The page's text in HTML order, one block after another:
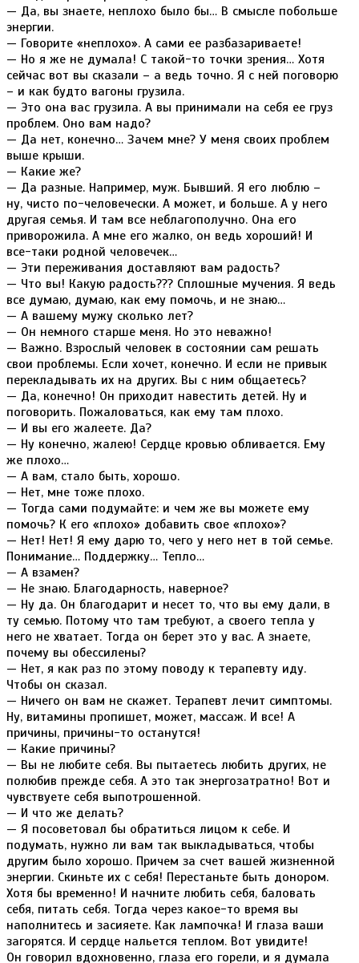
— Да, вы знаете, неплохо было бы… В смысле побольше
энергии.
— Говорите «неплохо». А сами ее разбазариваете!
— Но я же не думала! С такой-то точки зрения… Хотя
сейчас вот вы сказали – а ведь точно. Я с ней поговорю
– и как будто вагоны грузила.
— Это она вас грузила. А вы принимали на себя ее груз
проблем. Оно вам надо?
— Да нет, конечно… Зачем мне? У меня своих проблем
выше крыши.
— Какие же?
— Да разные. Например, муж. Бывший. Я его люблю –
ну, чисто по-человечески. А может, и больше. А у него
другая семья. И там все неблагополучно. Она его
приворожила. А мне его жалко, он ведь хороший! И
все-таки родной человечек…
— Эти переживания доставляют вам радость?
— Что вы! Какую радость??? Сплошные мучения. Я ведь
все думаю, думаю, как ему помочь, и не знаю…
— А вашему мужу сколько лет?
— Он немного старше меня. Но это неважно!
— Важно. Взрослый человек в состоянии сам решать
свои проблемы. Если хочет, конечно. И если не привык
перекладывать их на других. Вы с ним общаетесь?
— Да, конечно! Он приходит навестить детей. Ну и
поговорить. Пожаловаться, как ему там плохо.
— И вы его жалеете. Да?
— Ну конечно, жалею! Сердце кровью обливается. Ему
же плохо…
— А вам, стало быть, хорошо.
— Нет, мне тоже плохо.
— Тогда сами подумайте: и чем же вы можете ему
помочь? К его «плохо» добавить свое «плохо»?
— Нет! Нет! Я ему дарю то, чего у него нет в той семье.
Понимание… Поддержку… Тепло…
— А взамен?
— Не знаю. Благодарность, наверное?
— Ну да. Он благодарит и несет то, что вы ему дали, в
ту семью. Потому что там требуют, а своего тепла у
него не хватает. Тогда он берет это у вас. А знаете,
почему вы обессилены?
— Нет, я как раз по этому поводу к терапевту иду.
Чтобы он сказал.
— Ничего он вам не скажет. Терапевт лечит симптомы.
Ну, витамины пропишет, может, массаж. И все! А
причины, причины-то останутся!
— Какие причины?
— Вы не любите себя. Вы пытаетесь любить других, не
полюбив прежде себя. А это так энергозатратно! Вот и
чувствуете себя выпотрошенной.
— И что же делать?
— Я посоветовал бы обратиться лицом к себе. И
подумать, нужно ли вам так выкладываться, чтобы
другим было хорошо. Причем за счет вашей жизненной
энергии. Скиньте их с себя! Перестаньте быть донором.
Хотя бы временно! И начните любить себя, баловать
себя, питать себя. Тогда через какое-то время вы
наполнитесь и засияете. Как лампочка! И глаза ваши
загорятся. И сердце нальется теплом. Вот увидите!
Он говорил вдохновенно, глаза его горели, и я думала